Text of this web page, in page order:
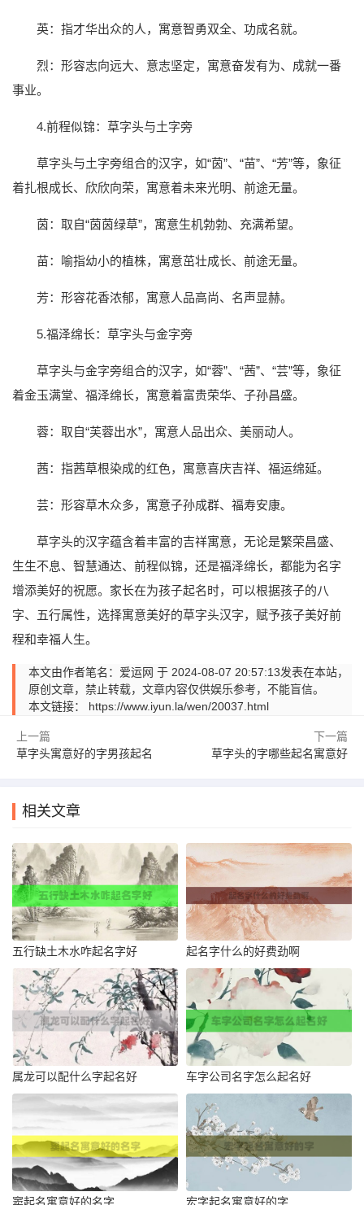
英：指才华出众的人，寓意智勇双全、功成名就。
烈：形容志向远大、意志坚定，寓意奋发有为、成就一番
事业。
4.前程似锦：草字头与土字旁
草字头与土字旁组合的汉字，如“茵”、“苗”、“芳”等，象征
着扎根成长、欣欣向荣，寓意着未来光明、前途无量。
茵：取自“茵茵绿草”，寓意生机勃勃、充满希望。
苗：喻指幼小的植株，寓意茁壮成长、前途无量。
芳：形容花香浓郁，寓意人品高尚、名声显赫。
5.福泽绵长：草字头与金字旁
草字头与金字旁组合的汉字，如“蓉”、“茜”、“芸”等，象征
着金玉满堂、福泽绵长，寓意着富贵荣华、子孙昌盛。
蓉：取自“芙蓉出水”，寓意人品出众、美丽动人。
茜：指茜草根染成的红色，寓意喜庆吉祥、福运绵延。
芸：形容草木众多，寓意子孙成群、福寿安康。
草字头的汉字蕴含着丰富的吉祥寓意，无论是繁荣昌盛、
生生不息、智慧通达、前程似锦，还是福泽绵长，都能为名字
增添美好的祝愿。家长在为孩子起名时，可以根据孩子的八
字、五行属性，选择寓意美好的草字头汉字，赋予孩子美好前
程和幸福人生。
本文由作者笔名：爱运网 于 2024-08-07 20:57:13发表在本站，
原创文章，禁止转载，文章内容仅供娱乐参考，不能盲信。
本文链接： https://www.iyun.la/wen/20037.html
上一篇
草字头寓意好的字男孩起名
下一篇
草字头的字哪些起名寓意好
相关文章
五行缺土木水咋起名字好 起名字什么的好费劲啊
属龙可以配什么字起名好 车字公司名字怎么起名好
窦起名寓意好的名字 宏字起名寓意好的字